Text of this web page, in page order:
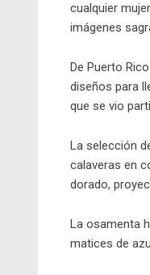
cualquier
imágenes
De Puerto
diseños para
que se vio
La selección
calaveras en
dorado,
La osamenta
matices de